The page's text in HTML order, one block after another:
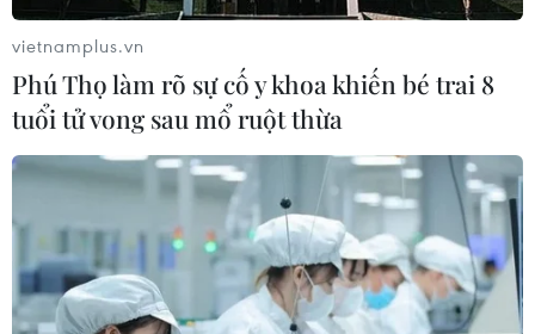
tính với ấu trùng sán chó/mèo, sán lá gan.
vietnamplus.vn
Phú Thọ làm rõ sự cố y khoa khiến bé trai 8
tuổi tử vong sau mổ ruột thừa